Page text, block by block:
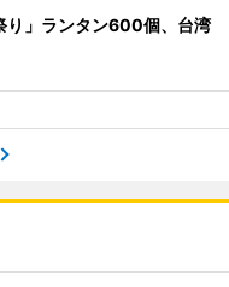
り」ランタン600個、台湾